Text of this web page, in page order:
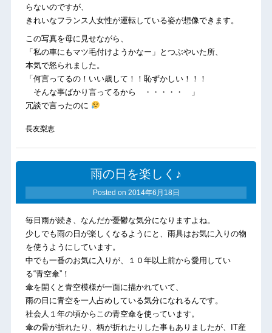
らないのですが、
きれいなフランス人女性が運転している姿が想像できます。
この写真を母に見せながら、
「私の車にもマツ毛付けようかなー」とつぶやいた所、
本気で怒られました。
「何言ってるの！いい歳して！！恥ずかしい！！！
そんな事ばかり言ってるから ・・・・・ 」
冗談で言ったのに
長友梨恵
雨の日を楽しく♪
Posted on 2014年6月18日
毎日雨が続き、なんだか憂鬱な気分になりますよね。
少しでも雨の日が楽しくなるようにと、雨具はお気に入りの物
を使うようにしています。
中でも一番のお気に入りが、１０年以上前から愛用してい
る“青空傘”！
傘を開くと青空模様が一面に描かれていて、
雨の日に青空を一人占めしている気分になれるんです。
社会人１年の頃からこの青空傘を使っています。
傘の骨が折れたり、柄が折れたりした事もありましたが、IT産